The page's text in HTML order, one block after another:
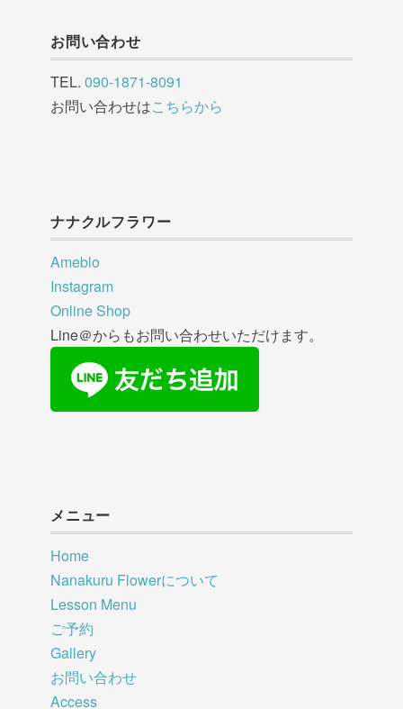
お問い合わせ
TEL. 090-1871-8091
お問い合わせはこちらから
ナナクルフラワー
Ameblo
Instagram
Online Shop
Line＠からもお問い合わせいただけます。
メニュー
Home
Nanakuru Flowerについて
Lesson Menu
ご予約
Gallery
お問い合わせ
Access